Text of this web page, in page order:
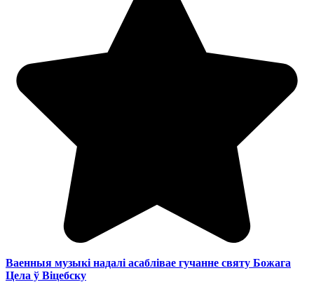
Ваенныя музыкі надалі асаблівае гучанне святу Божага
Цела ў Віцебску